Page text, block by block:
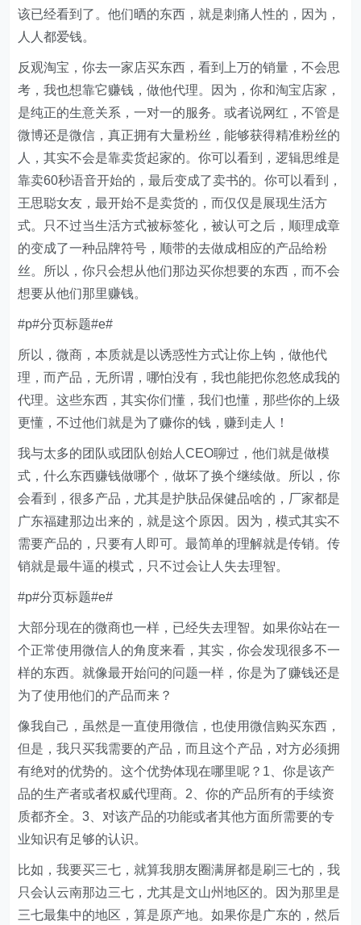
该已经看到了。他们晒的东西，就是刺痛人性的，因为，
人人都爱钱。
反观淘宝，你去一家店买东西，看到上万的销量，不会思
考，我也想靠它赚钱，做他代理。因为，你和淘宝店家，
是纯正的生意关系，一对一的服务。或者说网红，不管是
微博还是微信，真正拥有大量粉丝，能够获得精准粉丝的
人，其实不会是靠卖货起家的。你可以看到，逻辑思维是
靠卖60秒语音开始的，最后变成了卖书的。你可以看到，
王思聪女友，最开始不是卖货的，而仅仅是展现生活方
式。只不过当生活方式被标签化，被认可之后，顺理成章
的变成了一种品牌符号，顺带的去做成相应的产品给粉
丝。所以，你只会想从他们那边买你想要的东西，而不会
想要从他们那里赚钱。
#p#分页标题#e#
所以，微商，本质就是以诱惑性方式让你上钩，做他代
理，而产品，无所谓，哪怕没有，我也能把你忽悠成我的
代理。这些东西，其实你们懂，我们也懂，那些你的上级
更懂，不过他们就是为了赚你的钱，赚到走人！
我与太多的团队或团队创始人CEO聊过，他们就是做模
式，什么东西赚钱做哪个，做坏了换个继续做。所以，你
会看到，很多产品，尤其是护肤品保健品啥的，厂家都是
广东福建那边出来的，就是这个原因。因为，模式其实不
需要产品的，只要有人即可。最简单的理解就是传销。传
销就是最牛逼的模式，只不过会让人失去理智。
#p#分页标题#e#
大部分现在的微商也一样，已经失去理智。如果你站在一
个正常使用微信人的角度来看，其实，你会发现很多不一
样的东西。就像最开始问的问题一样，你是为了赚钱还是
为了使用他们的产品而来？
像我自己，虽然是一直使用微信，也使用微信购买东西，
但是，我只买我需要的产品，而且这个产品，对方必须拥
有绝对的优势的。这个优势体现在哪里呢？1、你是该产
品的生产者或者权威代理商。2、你的产品所有的手续资
质都齐全。3、对该产品的功能或者其他方面所需要的专
业知识有足够的认识。
比如，我要买三七，就算我朋友圈满屏都是刷三七的，我
只会认云南那边三七，尤其是文山州地区的。因为那里是
三七最集中的地区，算是原产地。如果你是广东的，然后